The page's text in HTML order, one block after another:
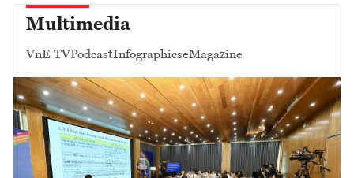
Multimedia
VnE TVPodcastInfographicseMagazine